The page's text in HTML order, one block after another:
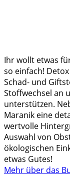
Ihr wollt etwas
so einfach!
Schad- und
Stoffwechsel an
unterstützen.
Maranik eine
wertvolle
Auswahl von
ökologischen
etwas Gutes!
Mehr über das